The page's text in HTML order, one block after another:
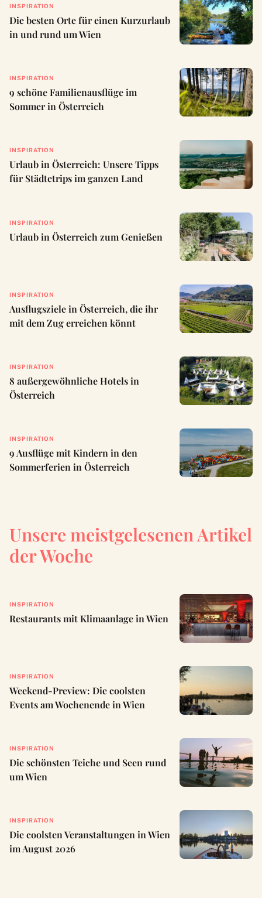
INSPIRATION
Die besten Orte für einen Kurzurlaub
in und rund um Wien
INSPIRATION
9 schöne Familienausflüge im
Sommer in Österreich
INSPIRATION
Urlaub in Österreich: Unsere Tipps
für Städtetrips im ganzen Land
INSPIRATION
Urlaub in Österreich zum Genießen
INSPIRATION
Ausflugsziele in Österreich, die ihr
mit dem Zug erreichen könnt
INSPIRATION
8 außergewöhnliche Hotels in
Österreich
INSPIRATION
9 Ausflüge mit Kindern in den
Sommerferien in Österreich
Unsere meistgelesenen Artikel
der Woche
INSPIRATION
Restaurants mit Klimaanlage in Wien
INSPIRATION
Weekend-Preview: Die coolsten
Events am Wochenende in Wien
INSPIRATION
Die schönsten Teiche und Seen rund
um Wien
INSPIRATION
Die coolsten Veranstaltungen in Wien
im August 2026